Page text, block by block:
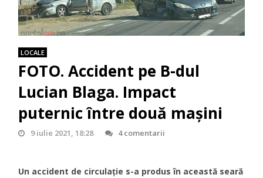
LOCALE
FOTO. Accident pe B-dul
Lucian Blaga. Impact
puternic între două mașini
9 iulie 2021, 18:28 4 comentarii
Un accident de circulație s-a produs în această seară